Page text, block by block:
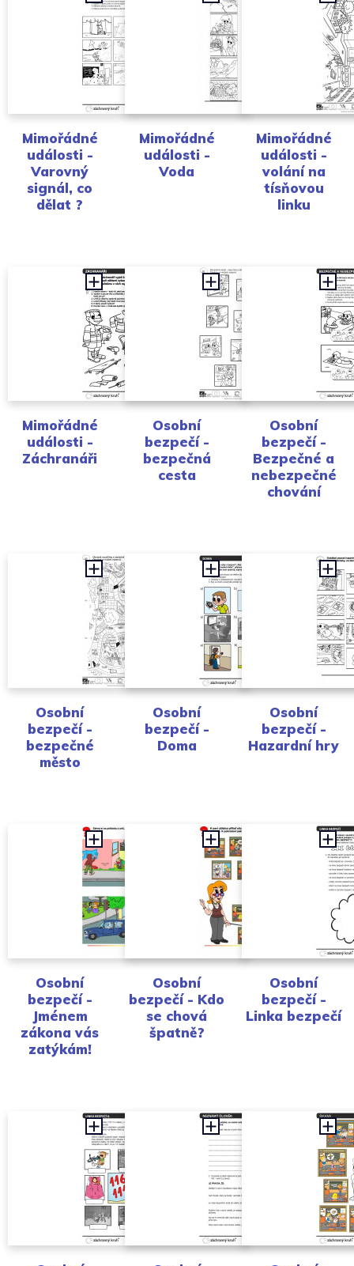
Mimořádné
události -
Varovný
signál, co
dělat ?
Mimořádné
události -
Voda
Mimořádné
události -
volání na
tísňovou
linku
Mimořádné
události -
Záchranáři
Osobní
bezpečí -
bezpečná
cesta
Osobní
bezpečí -
Bezpečné a
nebezpečné
chování
Osobní
bezpečí -
bezpečné
město
Osobní
bezpečí -
Doma
Osobní
bezpečí -
Hazardní hry
Osobní
bezpečí -
Jménem
zákona vás
zatýkám!
Osobní
bezpečí - Kdo
se chová
špatně?
Osobní
bezpečí -
Linka bezpečí